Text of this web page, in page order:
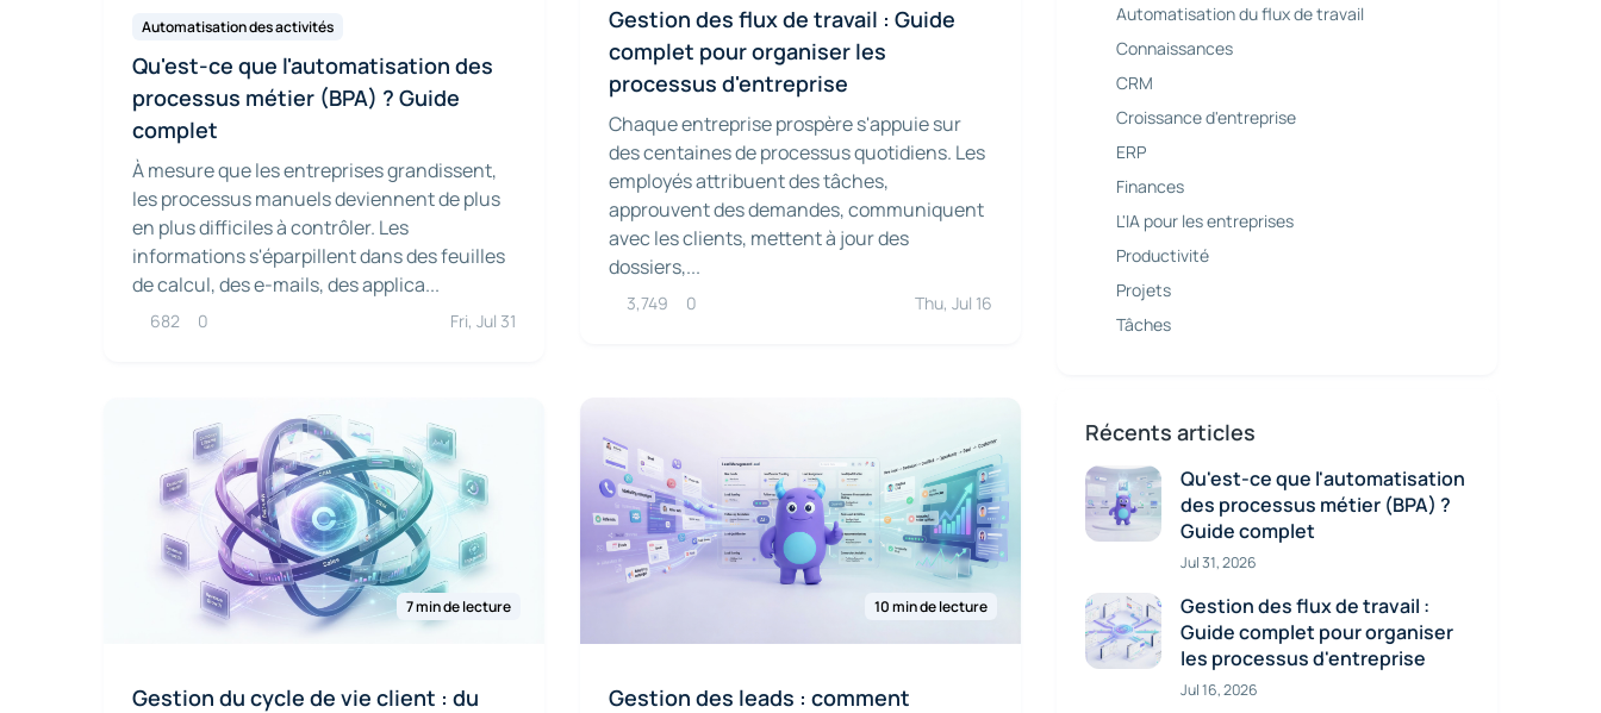
Automatisation des activités
Qu'est-ce que l'automatisation des
processus métier (BPA) ? Guide
complet
À mesure que les entreprises grandissent,
les processus manuels deviennent de plus
en plus difficiles à contrôler. Les
informations s'éparpillent dans des feuilles
de calcul, des e-mails, des applica...
682 0 Fri, Jul 31
Gestion des flux de travail : Guide
complet pour organiser les
processus d'entreprise
Chaque entreprise prospère s'appuie sur
des centaines de processus quotidiens. Les
employés attribuent des tâches,
approuvent des demandes, communiquent
avec les clients, mettent à jour des
dossiers,...
3,749 0 Thu, Jul 16
7 min de lecture
Gestion du cycle de vie client : du
10 min de lecture
Gestion des leads : comment
Automatisation du flux de travail
Connaissances
CRM
Croissance d'entreprise
ERP
Finances
L'IA pour les entreprises
Productivité
Projets
Tâches
Récents articles
Qu'est-ce que l'automatisation
des processus métier (BPA) ?
Guide complet
Jul 31, 2026
Gestion des flux de travail :
Guide complet pour organiser
les processus d'entreprise
Jul 16, 2026